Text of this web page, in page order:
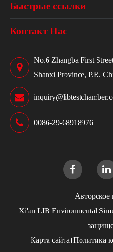
Быстрые ссылки
Контакт Нас
No.6 Zhangba First
Shanxi Province, P.R.
0086-29-68918976
Авторское
Xi'an LIB Environmental
Карта сайта Политика